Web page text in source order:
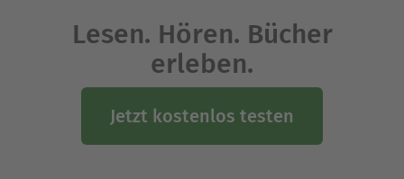
Lesen. Hören. Bücher
erleben.
Jetzt kostenlos testen